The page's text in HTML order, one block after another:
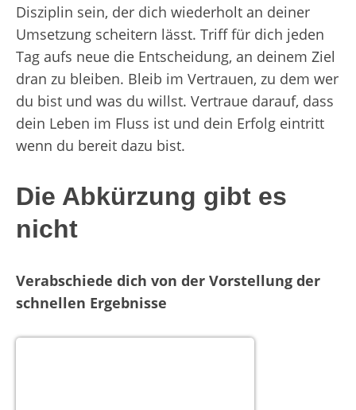
Disziplin sein, der dich wiederholt an deiner
Umsetzung scheitern lässt. Triff für dich jeden
Tag aufs neue die Entscheidung, an deinem Ziel
dran zu bleiben. Bleib im Vertrauen, zu dem wer
du bist und was du willst. Vertraue darauf, dass
dein Leben im Fluss ist und dein Erfolg eintritt
wenn du bereit dazu bist.
Die Abkürzung gibt es
nicht
Verabschiede dich von der Vorstellung der
schnellen Ergebnisse